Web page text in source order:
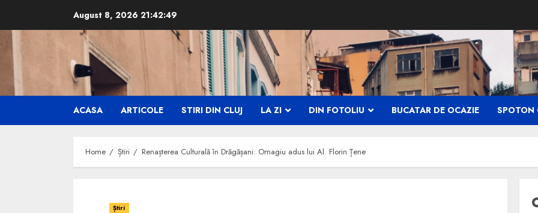
content
August 8, 2026 21:42:51
ACASA ARTICOLE STIRI DIN CLUJ LA ZI DIN FOTOLIU BUCATAR DE OCAZIE SPOTON
Home Știri Renașterea Culturală în Drăgășani: Omagiu adus lui Al. Florin Țene
Știri